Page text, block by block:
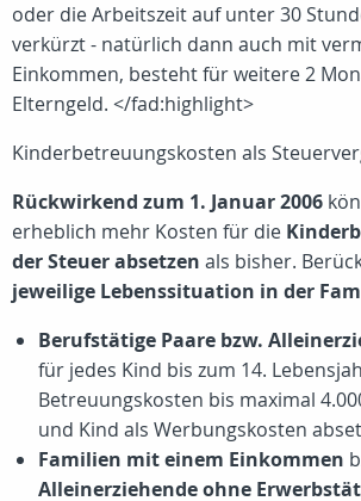
oder die Arbeitszeit auf unter 30
verkürzt - natürlich dann auch mit
Einkommen, besteht für weitere 2
Elterngeld. </fad:highlight>
Kinderbetreuungskosten als
Rückwirkend zum 1. Januar 2006
erheblich mehr Kosten für die
der Steuer absetzen als bisher.
jeweilige Lebenssituation in der
Berufstätige Paare bzw.
für jedes Kind bis zum 14.
Betreuungskosten bis maximal
und Kind als Werbungskosten
Familien mit einem Einkommen
Alleinerziehende ohne